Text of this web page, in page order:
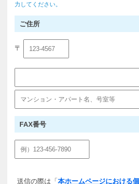
力してください。
ご住所
〒
FAX番号
送信の際は「 本ホームページにおける